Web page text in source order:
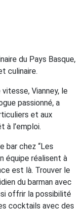
du Pays Basque,
culinaire.
Vianney, le
passionné, a
et aux
à l’emploi.
bar chez “Les
équipe réalisent à
est là. Trouver le
du barman avec
offrir la possibilité
cocktails avec des